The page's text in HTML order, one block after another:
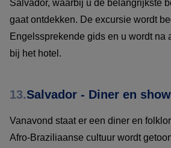
Salvador, waarbij u de belangrijkste
gaat ontdekken. De excursie wordt
Engelssprekende gids en u wordt na
bij het hotel.
13.Salvador - Diner en show
Vanavond staat er een diner en
Afro-Braziliaanse cultuur wordt